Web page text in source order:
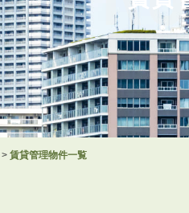
> 賃貸管理物件一覧